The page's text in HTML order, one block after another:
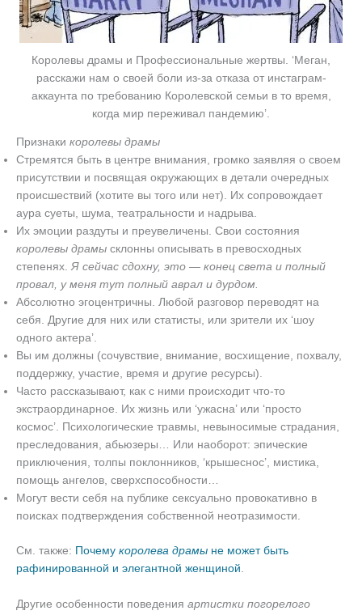
Королевы драмы и Профессиональные жертвы. ‘Меган,
расскажи нам о своей боли из-за отказа от инстаграм-
аккаунта по требованию Королевской семьи в то время,
когда мир переживал пандемию’.
Признаки королевы драмы
Стремятся быть в центре внимания, громко заявляя о своем
присутствии и посвящая окружающих в детали очередных
происшествий (хотите вы того или нет). Их сопровождает
аура суеты, шума, театральности и надрыва.
Их эмоции раздуты и преувеличены. Свои состояния
королевы драмы склонны описывать в превосходных
степенях.Я сейчас сдохну, это — конец света и полный
провал, у меня тут полный аврал и дурдом.
Абсолютно эгоцентричны. Любой разговор переводят на
себя. Другие для них или статисты, или зрители их ‘шоу
одного актера’.
Вы им должны (сочувствие, внимание, восхищение, похвалу,
поддержку, участие, время и другие ресурсы).
Часто рассказывают, как с ними происходит что-то
экстраординарное. Их жизнь или ‘ужасна’ или ‘просто
космос’. Психологические травмы, невыносимые страдания,
преследования, абьюзеры… Или наоборот: эпические
приключения, толпы поклонников, ‘крышеснос’, мистика,
помощь ангелов, сверхспособности…
Могут вести себя на публике сексуально провокативно в
поисках подтверждения собственной неотразимости.
См. также: Почему королева драмы не может быть
рафинированной и элегантной женщиной
Другие особенности поведения артистки погорелого